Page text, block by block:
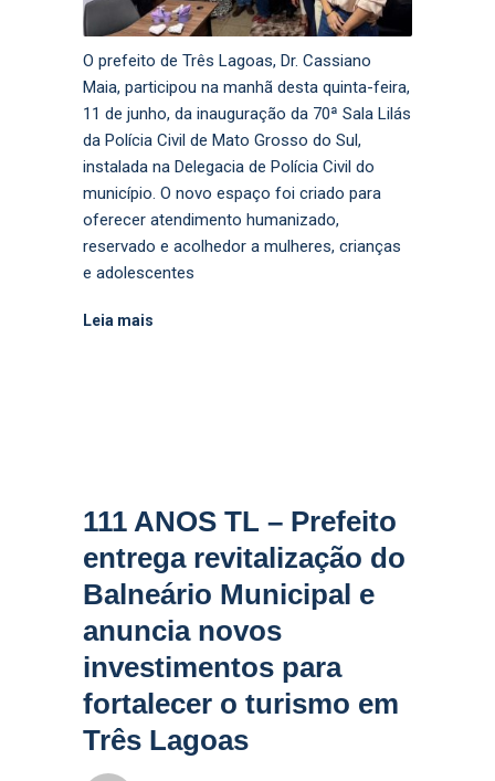
O prefeito de Três Lagoas, Dr. Cassiano
Maia, participou na manhã desta quinta-feira,
11 de junho, da inauguração da 70ª Sala Lilás
da Polícia Civil de Mato Grosso do Sul,
instalada na Delegacia de Polícia Civil do
município. O novo espaço foi criado para
oferecer atendimento humanizado,
reservado e acolhedor a mulheres, crianças
e adolescentes
Leia mais
111 ANOS TL – Prefeito
entrega revitalização do
Balneário Municipal e
anuncia novos
investimentos para
fortalecer o turismo em
Três Lagoas